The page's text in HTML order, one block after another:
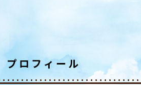
プロフィール